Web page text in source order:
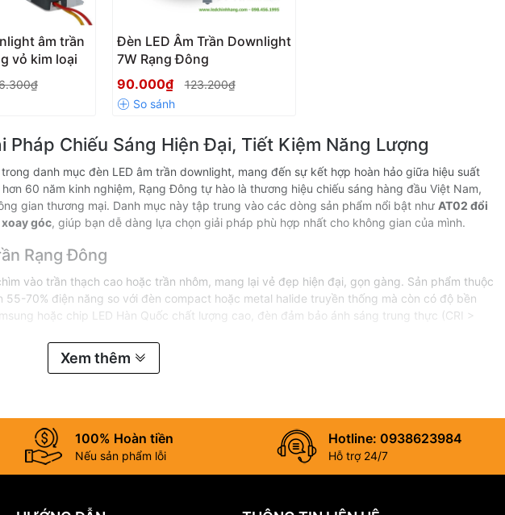
âm trần
vỏ kim loại
Đèn LED Âm Trần Downlight
7W Rạng Đông
90.000₫
123.200₫
Pháp Chiếu Sáng Hiện Đại, Tiết Kiệm Năng Lượng
danh mục đèn LED âm trần downlight, mang đến sự kết hợp hoàn hảo giữa hiệu suất
60 năm kinh nghiệm, Rạng Đông tự hào là thương hiệu chiếu sáng hàng đầu Việt Nam,
gian thương mại. Danh mục này tập trung vào các dòng sản phẩm nổi bật như AT02 đổi
xoay góc, giúp bạn dễ dàng lựa chọn giải pháp phù hợp nhất cho không gian của mình.
Rạng Đông
vào trần thạch cao hoặc trần nhôm, mang lại vẻ đẹp hiện đại, gọn gàng. Sản phẩm thuộc
55-70% điện năng so với đèn compact hoặc metal halide truyền thống mà còn có độ bền
hoặc chip LED Hàn Quốc chất lượng cao, đèn đảm bảo ánh sáng trung thực (CRI >
Xem thêm
100% Hoàn tiền
Nếu sản phẩm lỗi
Hotline: 0938623984
Hỗ trợ 24/7